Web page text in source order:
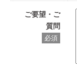
ご要望・ご
質問
必須